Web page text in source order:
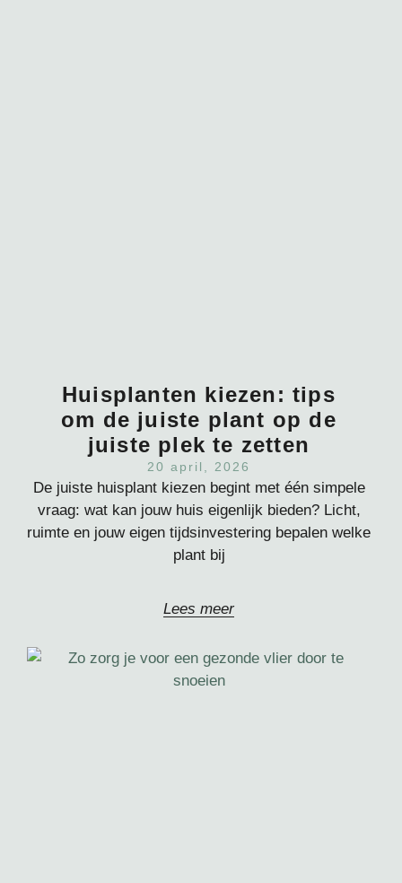
Huisplanten kiezen: tips
om de juiste plant op de
juiste plek te zetten
20 april, 2026
De juiste huisplant kiezen begint met één simpele
vraag: wat kan jouw huis eigenlijk bieden? Licht,
ruimte en jouw eigen tijdsinvestering bepalen welke
plant bij
Lees meer